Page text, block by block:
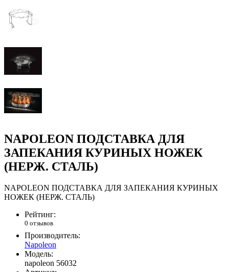
NAPOLEON ПОДСТАВКА ДЛЯ
ЗАПЕКАНИЯ КУРИНЫХ НОЖЕК
(НЕРЖ. СТАЛЬ)
NAPOLEON ПОДСТАВКА ДЛЯ ЗАПЕКАНИЯ КУРИНЫХ
НОЖЕК (НЕРЖ. СТАЛЬ)
Рейтинг:
0 отзывов
Производитель:
Napoleon
Модель:
napoleon 56032